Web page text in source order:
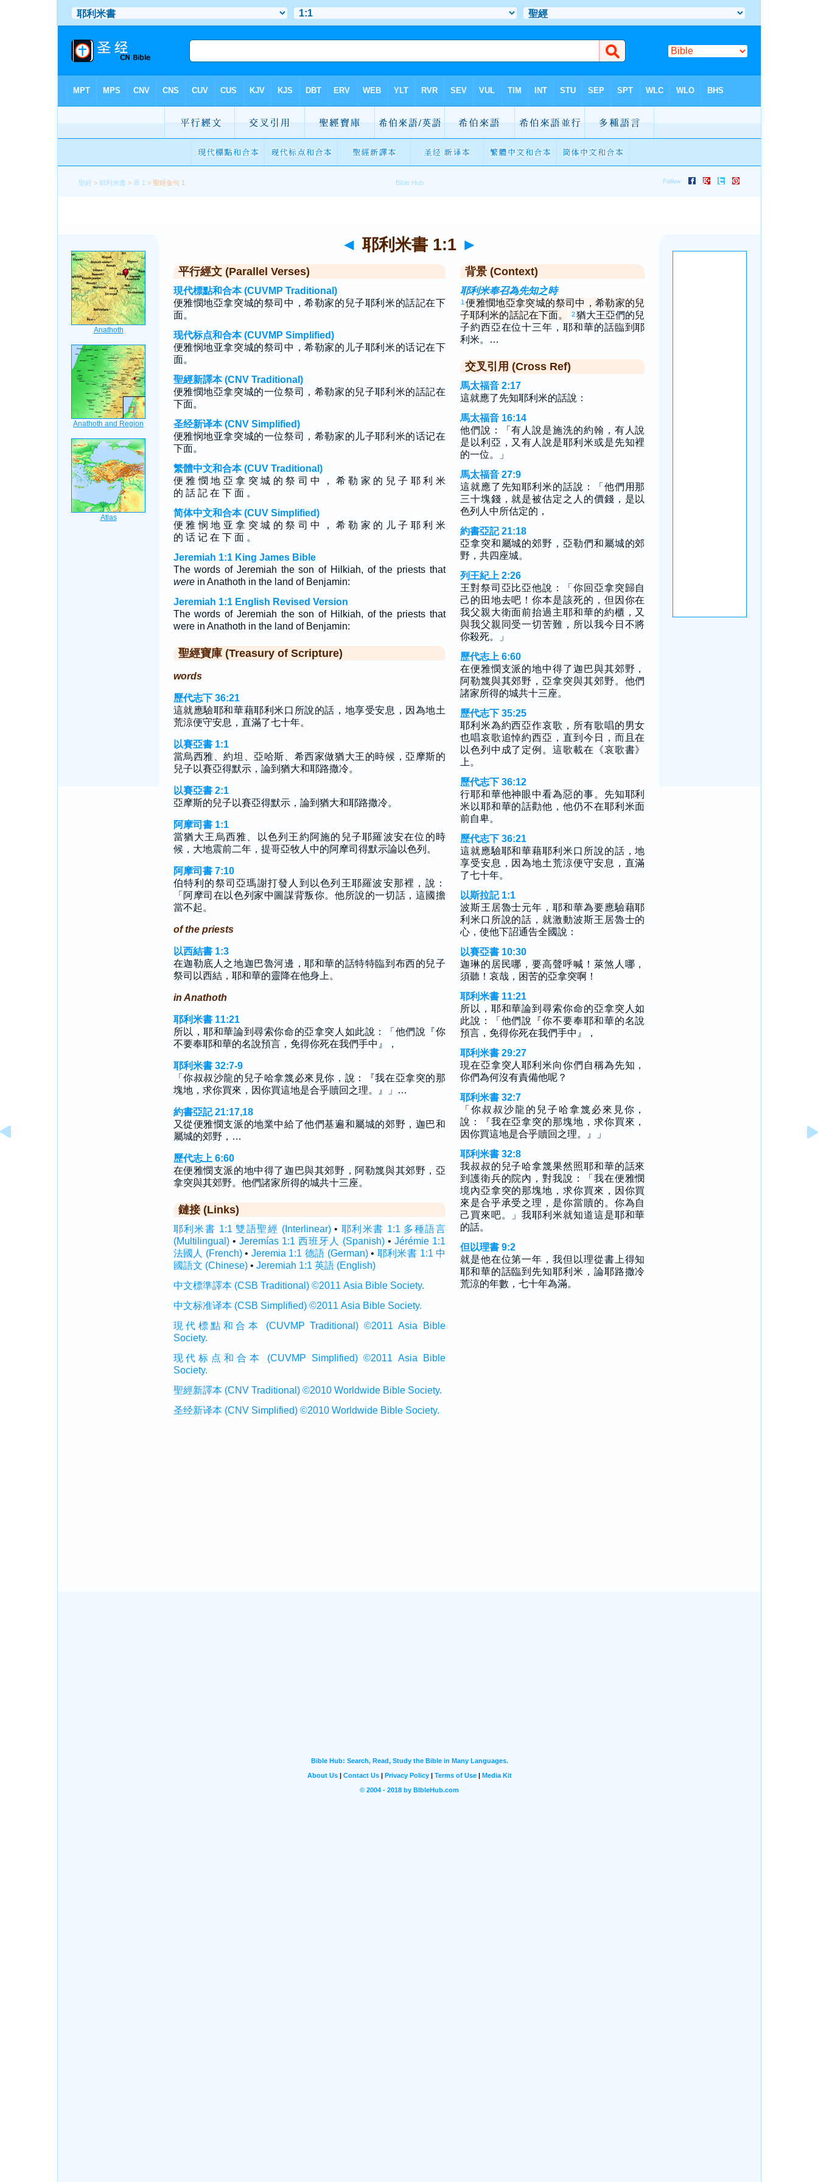
聖經 >耶利米書 > 章 1 > 聖經金句 1
◄ 耶利米書 1:1 ►
平行經文 (Parallel Verses)
現代標點和合本 (CUVMP Traditional)
便雅憫地亞拿突城的祭司中，希勒家的兒子耶利米的話記在下
面。
现代标点和合本 (CUVMP Simplified)
便雅悯地亚拿突城的祭司中，希勒家的儿子耶利米的话记在下
面。
聖經新譯本 (CNV Traditional)
便雅憫地亞拿突城的一位祭司，希勒家的兒子耶利米的話記在
下面。
圣经新译本 (CNV Simplified)
便雅悯地亚拿突城的一位祭司，希勒家的儿子耶利米的话记在
下面。
繁體中文和合本 (CUV Traditional)
便 雅 憫 地 亞 拿 突 城 的 祭 司 中 ， 希 勒 家 的 兒 子 耶 利 米
的 話 記 在 下 面 。
简体中文和合本 (CUV Simplified)
便 雅 悯 地 亚 拿 突 城 的 祭 司 中 ， 希 勒 家 的 儿 子 耶 利 米
的 话 记 在 下 面 。
Jeremiah 1:1 King James Bible
The words of Jeremiah the son of Hilkiah, of the priests that
werein Anathoth in the land of Benjamin:
Jeremiah 1:1 English Revised Version
The words of Jeremiah the son of Hilkiah, of the priests that
were in Anathoth in the land of Benjamin:
聖經寶庫 (Treasury of Scripture)
words
歷代志下 36:21
這就應驗耶和華藉耶利米口所說的話，地享受安息，因為地土
荒涼便守安息，直滿了七十年。
以賽亞書 1:1
當烏西雅、約坦、亞哈斯、希西家做猶大王的時候，亞摩斯的
兒子以賽亞得默示，論到猶大和耶路撒冷。
以賽亞書 2:1
亞摩斯的兒子以賽亞得默示，論到猶大和耶路撒冷。
阿摩司書 1:1
當猶大王烏西雅、以色列王約阿施的兒子耶羅波安在位的時
候，大地震前二年，提哥亞牧人中的阿摩司得默示論以色列。
阿摩司書 7:10
伯特利的祭司亞瑪謝打發人到以色列王耶羅波安那裡，說：
「阿摩司在以色列家中圖謀背叛你。他所說的一切話，這國擔
當不起。
of the priests
以西結書 1:3
在迦勒底人之地迦巴魯河邊，耶和華的話特特臨到布西的兒子
祭司以西結，耶和華的靈降在他身上。
in Anathoth
耶利米書 11:21
所以，耶和華論到尋索你命的亞拿突人如此說：「他們說『你
不要奉耶和華的名說預言，免得你死在我們手中』，
耶利米書 32:7-9
「你叔叔沙龍的兒子哈拿篾必來見你，說：『我在亞拿突的那
塊地，求你買來，因你買這地是合乎贖回之理。』」…
約書亞記 21:17,18
又從便雅憫支派的地業中給了他們基遍和屬城的郊野，迦巴和
屬城的郊野，…
歷代志上 6:60
在便雅憫支派的地中得了迦巴與其郊野，阿勒篾與其郊野，亞
拿突與其郊野。他們諸家所得的城共十三座。
鏈接 (Links)
耶利米書 1:1 雙語聖經 (Interlinear)• 耶利米書 1:1 多種語言
(Multilingual)• Jeremías 1:1 西班牙人 (Spanish)• Jérémie 1:1
法國人 (French) • Jeremia 1:1 德語 (German)• 耶利米書 1:1 中
國語文 (Chinese)• Jeremiah 1:1 英語 (English)
中文標準譯本 (CSB Traditional) ©2011 Asia Bible Society.
中文标准译本 (CSB Simplified) ©2011 Asia Bible Society.
現代標點和合本 (CUVMP Traditional) ©2011 Asia Bible
Society.
现代标点和合本 (CUVMP Simplified) ©2011 Asia Bible
Society.
聖經新譯本 (CNV Traditional) ©2010 Worldwide Bible Society.
圣经新译本 (CNV Simplified) ©2010 Worldwide Bible Society.
背景 (Context)
耶利米奉召為先知之時
1 便雅憫地亞拿突城的祭司中，希勒家的兒
子耶利米的話記在下面。
2 猶大王亞們的兒
子約西亞在位十三年，耶和華的話臨到耶
利米。…
交叉引用 (Cross Ref)
馬太福音 2:17
這就應了先知耶利米的話說：
馬太福音 16:14
他們說：「有人說是施洗的約翰，有人說
是以利亞，又有人說是耶利米或是先知裡
的一位。」
馬太福音 27:9
這就應了先知耶利米的話說：「他們用那
三十塊錢，就是被估定之人的價錢，是以
色列人中所估定的，
約書亞記 21:18
亞拿突和屬城的郊野，亞勒們和屬城的郊
野，共四座城。
列王紀上 2:26
王對祭司亞比亞他說：「你回亞拿突歸自
己的田地去吧！你本是該死的，但因你在
我父親大衛面前抬過主耶和華的約櫃，又
與我父親同受一切苦難，所以我今日不將
你殺死。」
歷代志上 6:60
在便雅憫支派的地中得了迦巴與其郊野，
阿勒篾與其郊野，亞拿突與其郊野。他們
諸家所得的城共十三座。
歷代志下 35:25
耶利米為約西亞作哀歌，所有歌唱的男女
也唱哀歌追悼約西亞，直到今日，而且在
以色列中成了定例。這歌載在《哀歌書》
上。
歷代志下 36:12
行耶和華他神眼中看為惡的事。先知耶利
米以耶和華的話勸他，他仍不在耶利米面
前自卑。
歷代志下 36:21
這就應驗耶和華藉耶利米口所說的話，地
享受安息，因為地土荒涼便守安息，直滿
了七十年。
以斯拉記 1:1
波斯王居魯士元年，耶和華為要應驗藉耶
利米口所說的話，就激動波斯王居魯士的
心，使他下詔通告全國說：
以賽亞書 10:30
迦琳的居民哪，要高聲呼喊！萊煞人哪，
須聽！哀哉，困苦的亞拿突啊！
耶利米書 11:21
所以，耶和華論到尋索你命的亞拿突人如
此說：「他們說『你不要奉耶和華的名說
預言，免得你死在我們手中』，
耶利米書 29:27
現在亞拿突人耶利米向你們自稱為先知，
你們為何沒有責備他呢？
耶利米書 32:7
「你叔叔沙龍的兒子哈拿篾必來見你，
說：『我在亞拿突的那塊地，求你買來，
因你買這地是合乎贖回之理。』」
耶利米書 32:8
我叔叔的兒子哈拿篾果然照耶和華的話來
到護衛兵的院內，對我說：「我在便雅憫
境內亞拿突的那塊地，求你買來，因你買
來是合乎承受之理，是你當贖的。你為自
己買來吧。」我耶利米就知道這是耶和華
的話。
但以理書 9:2
就是他在位第一年，我但以理從書上得知
耶和華的話臨到先知耶利米，論耶路撒冷
荒涼的年數，七十年為滿。